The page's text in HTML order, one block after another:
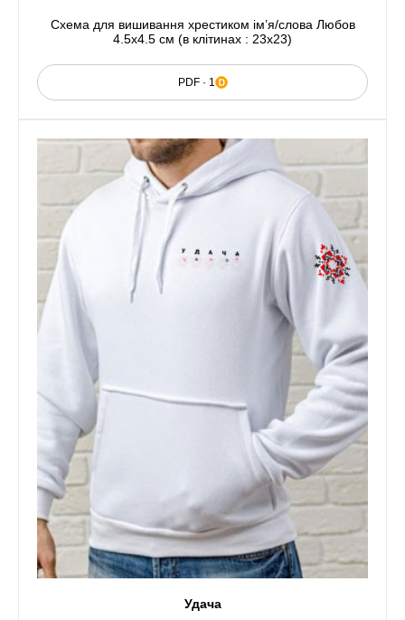
Схема для вишивання хрестиком ім’я/слова Любов
4.5x4.5 см (в клітинах : 23x23)
PDF · 1
Удача